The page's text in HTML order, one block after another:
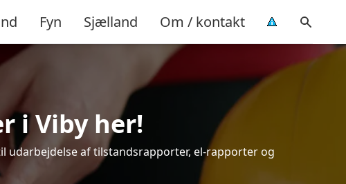
Fyn Sjælland Om / kontakt
i Viby her!
udarbejdelse af tilstandsrapporter, el-rapporter og